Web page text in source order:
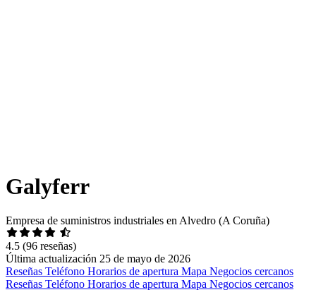
Galyferr
Empresa de suministros industriales en Alvedro (A Coruña)
4.5 (96 reseñas)
Última actualización 25 de mayo de 2026
Reseñas Teléfono Horarios de apertura Mapa Negocios cercanos
Reseñas Teléfono Horarios de apertura Mapa Negocios cercanos